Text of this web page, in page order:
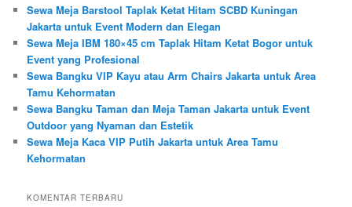
Sewa Meja Barstool Taplak Ketat Hitam SCBD Kuningan
Jakarta untuk Event Modern dan Elegan
Sewa Meja IBM 180×45 cm Taplak Hitam Ketat Bogor untuk
Event yang Profesional
Sewa Bangku VIP Kayu atau Arm Chairs Jakarta untuk Area
Tamu Kehormatan
Sewa Bangku Taman dan Meja Taman Jakarta untuk Event
Outdoor yang Nyaman dan Estetik
Sewa Meja Kaca VIP Putih Jakarta untuk Area Tamu
Kehormatan
KOMENTAR TERBARU